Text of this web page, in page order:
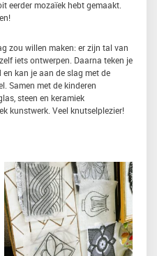
eerder mozaïek hebt gemaakt.
zou willen maken: er zijn tal van
iets ontwerpen. Daarna teken je
kan je aan de slag met de
Samen met de kinderen
steen en keramiek
kunstwerk. Veel knutselplezier!